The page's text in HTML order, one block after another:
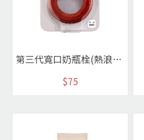
第三代寬口奶瓶栓(熱浪紅)
$75